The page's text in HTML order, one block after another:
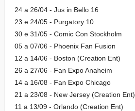
24 a 26/04 - Jus in Bello 16
23 e 24/05 - Purgatory 10
30 e 31/05 - Comic Con Stockholm
05 a 07/06 - Phoenix Fan Fusion
12 a 14/06 - Boston (Creation Ent)
26 a 27/06 - Fan Expo Anaheim
14 a 16/08 - Fan Expo Chicago
21 a 23/08 - New Jersey (Creation Ent)
11 a 13/09 - Orlando (Creation Ent)